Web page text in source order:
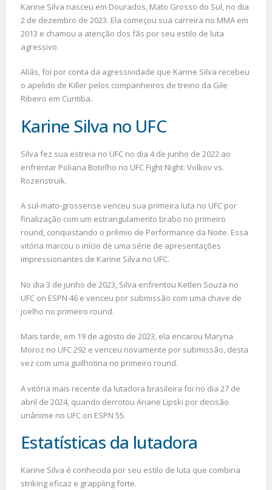
Karine Silva nasceu em Dourados, Mato Grosso do Sul, no dia
2 de dezembro de 2023. Ela começou sua carreira no MMA em
2013 e chamou a atenção dos fãs por seu estilo de luta
agressivo.
Aliás, foi por conta da agressividade que Karine Silva recebeu
o apelido de Killer pelos companheiros de treino da Gile
Ribeiro em Curitiba.
Karine Silva no UFC
Silva fez sua estreia no UFC no dia 4 de junho de 2022 ao
enfrentar Poliana Botelho no UFC Fight Night: Volkov vs.
Rozenstruik.
A sul-mato-grossense venceu sua primeira luta no UFC por
finalização com um estrangulamento brabo no primeiro
round, conquistando o prêmio de Performance da Noite​​. Essa
vitória marcou o início de uma série de apresentações
impressionantes de Karine Silva no UFC.
No dia 3 de junho de 2023, Silva enfrentou Ketlen Souza no
UFC on ESPN 46 e venceu por submissão com uma chave de
joelho no primeiro round.
Mais tarde, em 19 de agosto de 2023, ela encarou Maryna
Moroz no UFC 292 e venceu novamente por submissão, desta
vez com uma guilhotina no primeiro round​.
A vitória mais recente da lutadora brasileira foi no dia 27 de
abril de 2024, quando derrotou Ariane Lipski por decisão
unânime no UFC on ESPN 55​.
Estatísticas da lutadora
Karine Silva é conhecida por seu estilo de luta que combina
striking eficaz e grappling forte.